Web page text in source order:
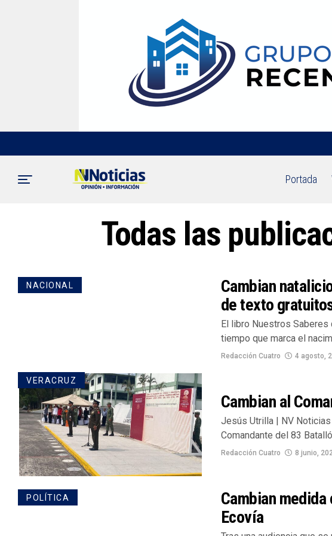
Portada
Todas las
NACIONAL
Cambian
de texto
El libro Nuestros Saberes
tiempo que marca el
Redacción Cuatro 4 agosto,
VERACRUZ
Cambian al
Jesús Utrilla | NV
Comandante del 83
Redacción Cuatro 8 junio,
POLÍTICA
Cambian medida
Ecovía